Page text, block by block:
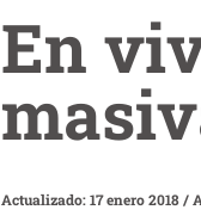
En
Actualizado: 17 enero 2018/